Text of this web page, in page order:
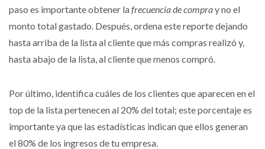
paso es importante obtener lafrecuencia de compray no el
monto total gastado. Después, ordena este reporte dejando
hasta arriba de la lista al cliente que más compras realizó y,
hasta abajo de la lista, al cliente que menos compró.
Por último, identifica cuáles de los clientes que aparecen en el
top de la lista pertenecen al 20% del total; este porcentaje es
importante ya que las estadísticas indican que ellos generan
el 80% de los ingresos de tu empresa.